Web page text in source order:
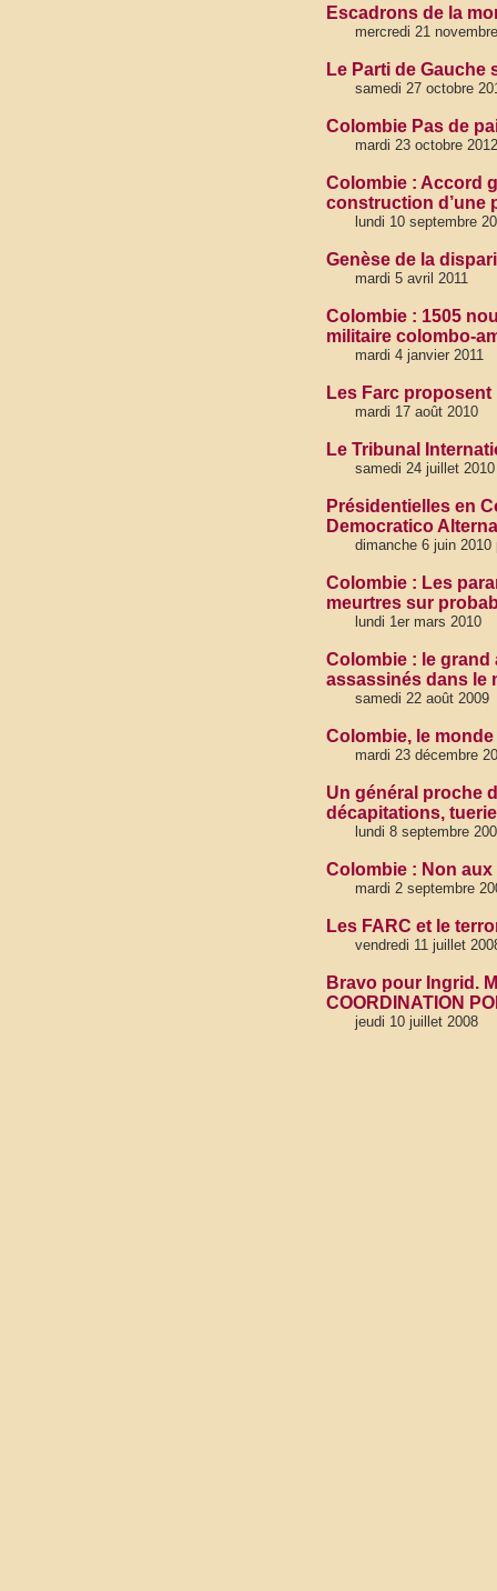
Escadrons de la
mercredi 21
Le Parti de
samedi 27 octobre
Colombie Pas de
mardi 23 octobre
Colombie : Accord
construction d’une
lundi 10 septembre
Genèse de la
mardi 5 avril 2011
Colombie : 1505
militaire colombo-
mardi 4 janvier 2011
Les Farc
mardi 17 août 2010
Le Tribunal
samedi 24 juillet 2010
Présidentielles en
Democratico
dimanche 6 juin
Colombie : Les
meurtres sur
lundi 1er mars 2010
Colombie : le
assassinés dans le
samedi 22 août 2009
Colombie, le
mardi 23 décembre
Un général proche
décapitations,
lundi 8 septembre
Colombie : Non
mardi 2 septembre
Les FARC et le
vendredi 11 juillet
Bravo pour Ingrid.
COORDINATION
jeudi 10 juillet 2008